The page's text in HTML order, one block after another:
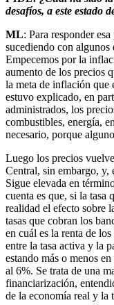
desafíos, a este estado
ML: Para responder
sucediendo con algunos
Empecemos por la
aumento de los precios
la meta de inflación que
estuvo explicado, en
administrados, los
combustibles, energía,
necesario, porque
Luego los precios
Central, sin embargo, y,
Sigue elevada en
cuenta es que, si la tasa
realidad el efecto sobre
tasas que cobran los
en cuál es la renta de
entre la tasa activa y la
estando más o menos
al 6%. Se trata de una
financiarización,
de la economía real y la